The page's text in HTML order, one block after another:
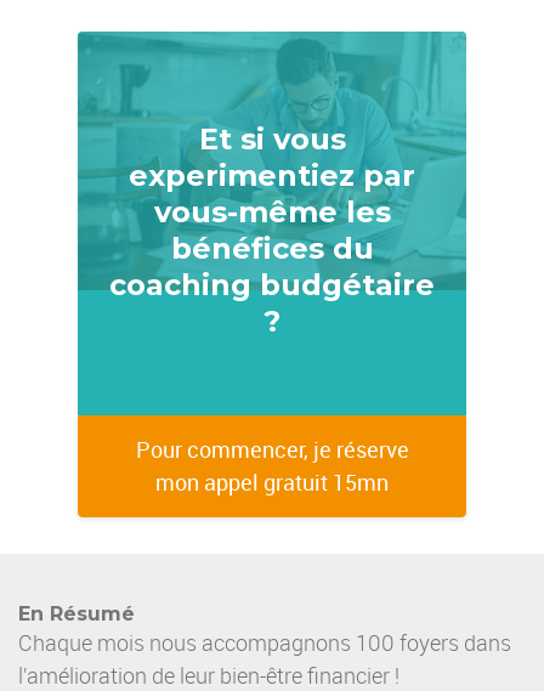
Et si vous
experimentiez par
vous-même les
bénéfices du
coaching budgétaire
?
Pour commencer, je réserve
mon appel gratuit 15mn
En Résumé
Chaque mois nous accompagnons 100 foyers dans
l’amélioration de leur bien-être financier !